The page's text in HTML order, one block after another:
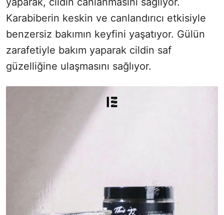
Karabiberin keskin ve canlandırıcı etkisiyle
benzersiz bakımın keyfini yaşatıyor. Gülün
zarafetiyle bakım yaparak cildin saf
güzelliğine ulaşmasını sağlıyor.